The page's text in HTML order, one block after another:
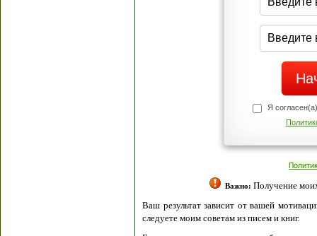
Я
Важно: Получение
Ваш результат зависит от вашей
следуете моим советам из писем и книг.